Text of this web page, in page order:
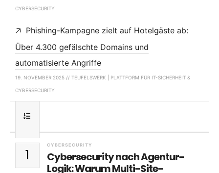
CYBERSECURITY
Phishing-Kampagne zielt auf Hotelgäste ab:
Über 4.300 gefälschte Domains und
automatisierte Angriffe
19. NOVEMBER 2025 // TEUFELSWERK | PLATTFORM FÜR IT-SICHERHEIT &
CYBERSECURITY
1
CYBERSECURITY
Cybersecurity nach Agentur-
Logik: Warum Multi-Site-